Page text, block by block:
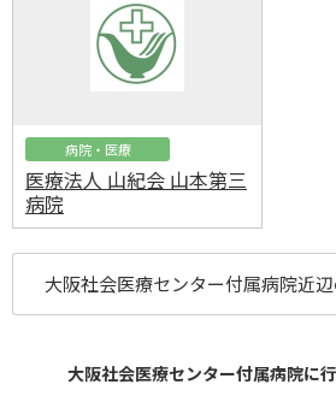
病院・医療
医療法人 山紀会 山本第三
病院
大阪社会医療センター付属病院近
大阪社会医療センター付属病院に